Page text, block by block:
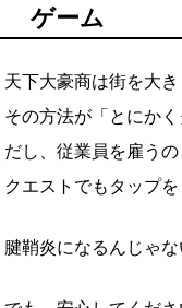
ゲーム
天下大豪商は街を大
その方法が「とにか
だし、従業員を雇う
クエストでもタップを
腱鞘炎になるんじゃ